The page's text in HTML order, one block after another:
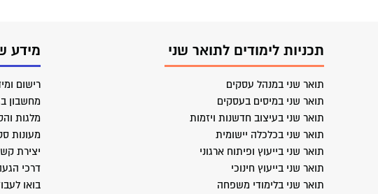
תכניות לימודים לתואר שני
תואר שני במנהל עסקים
תואר שני במיסים בעסקים
תואר שני בעיצוב חדשנות ויזמות
תואר שני בכלכלה יישומית
תואר שני בייעוץ ופיתוח ארגוני
תואר שני בייעוץ חינוכי
תואר שני בלימודי משפחה
מידע
רישום
מחשבון
מלגות
מעונות
יצירת
דרכי
בואו